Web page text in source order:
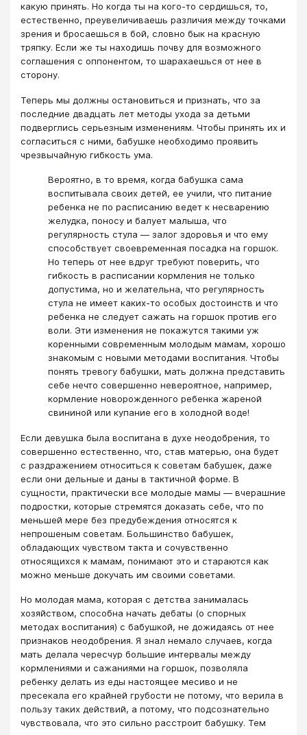
какую принять. Но когда ты на кого-то сердишься, то,
естественно, преувеличиваешь различия между точками
зрения и бросаешься в бой, словно бык на красную
тряпку. Если же ты находишь почву для возможного
соглашения с оппонентом, то шарахаешься от нее в
сторону.
Теперь мы должны остановиться и признать, что за
последние двадцать лет методы ухода за детьми
подверглись серьезным изменениям. Чтобы принять их и
согласиться с ними, бабушке необходимо проявить
чрезвычайную гибкость ума.
Вероятно, в то время, когда бабушка сама
воспитывала своих детей, ее учили, что питание
ребенка не по расписанию ведет к несварению
желудка, поносу и балует малыша, что
регулярность стула — залог здоровья и что ему
способствует своевременная посадка на горшок.
Но теперь от нее вдруг требуют поверить, что
гибкость в расписании кормления не только
допустима, но и желательна, что регулярность
стула не имеет каких-то особых достоинств и что
ребенка не следует сажать на горшок против его
воли. Эти изменения не покажутся такими уж
коренными современным молодым мамам, хорошо
знакомым с новыми методами воспитания. Чтобы
понять тревогу бабушки, мать должна представить
себе нечто совершенно невероятное, например,
кормление новорожденного ребенка жареной
свининой или купание его в холодной воде!
Если девушка была воспитана в духе неодобрения, то
совершенно естественно, что, став матерью, она будет
с раздражением относиться к советам бабушек, даже
если они дельные и даны в тактичной форме. В
сущности, практически все молодые мамы — вчерашние
подростки, которые стремятся доказать себе, что по
меньшей мере без предубеждения относятся к
непрошеным советам. Большинство бабушек,
обладающих чувством такта и сочувственно
относящихся к мамам, понимают это и стараются как
можно меньше докучать им своими советами.
Но молодая мама, которая с детства занималась
хозяйством, способна начать дебаты (о спорных
методах воспитания) с бабушкой, не дожидаясь от нее
признаков неодобрения. Я знал немало случаев, когда
мать делала чересчур большие интервалы между
кормлениями и сажаниями на горшок, позволяла
ребенку делать из еды настоящее месиво и не
пресекала его крайней грубости не потому, что верила в
пользу таких действий, а потому, что подсознательно
чувствовала, что это сильно расстроит бабушку. Тем